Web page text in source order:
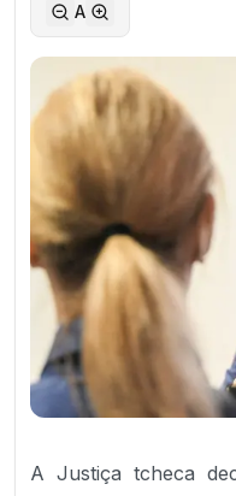
A
A Justiça tcheca